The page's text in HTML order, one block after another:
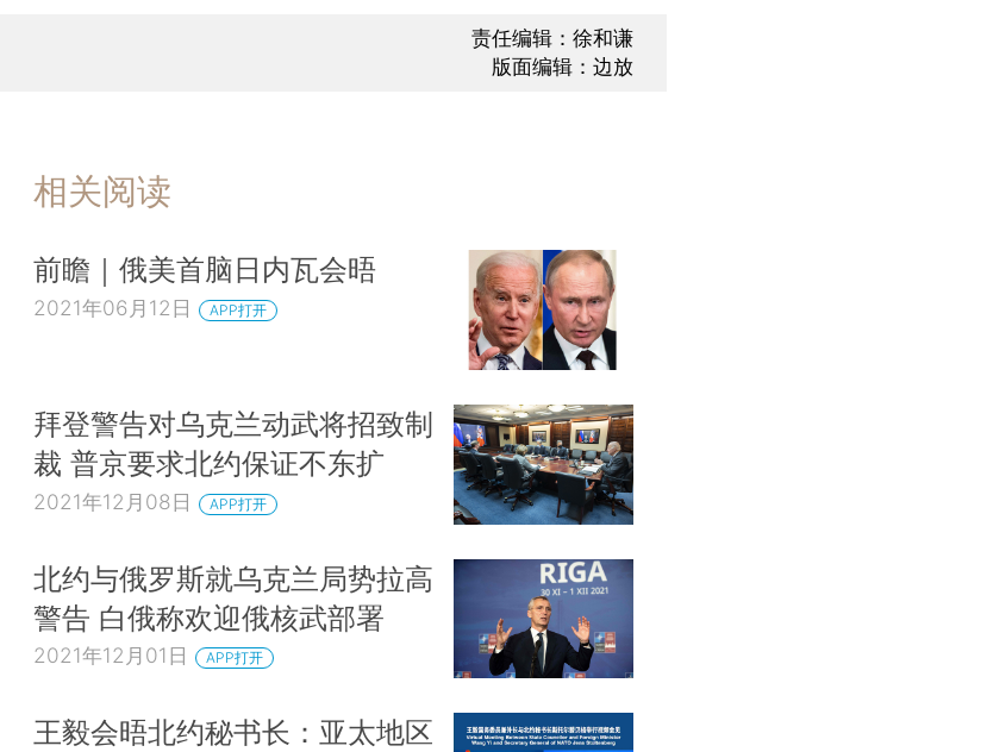
责任编辑：徐和谦
版面编辑：边放
相关阅读
前瞻｜俄美首脑日内瓦会晤
2021年06月12日 APP打开
拜登警告对乌克兰动武将招致制
裁 普京要求北约保证不东扩
2021年12月08日 APP打开
北约与俄罗斯就乌克兰局势拉高
警告 白俄称欢迎俄核武部署
2021年12月01日 APP打开
王毅会晤北约秘书长：亚太地区